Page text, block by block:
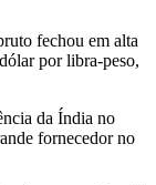
​​fechou em alta
por libra-peso,
da Índia no
fornecedor no